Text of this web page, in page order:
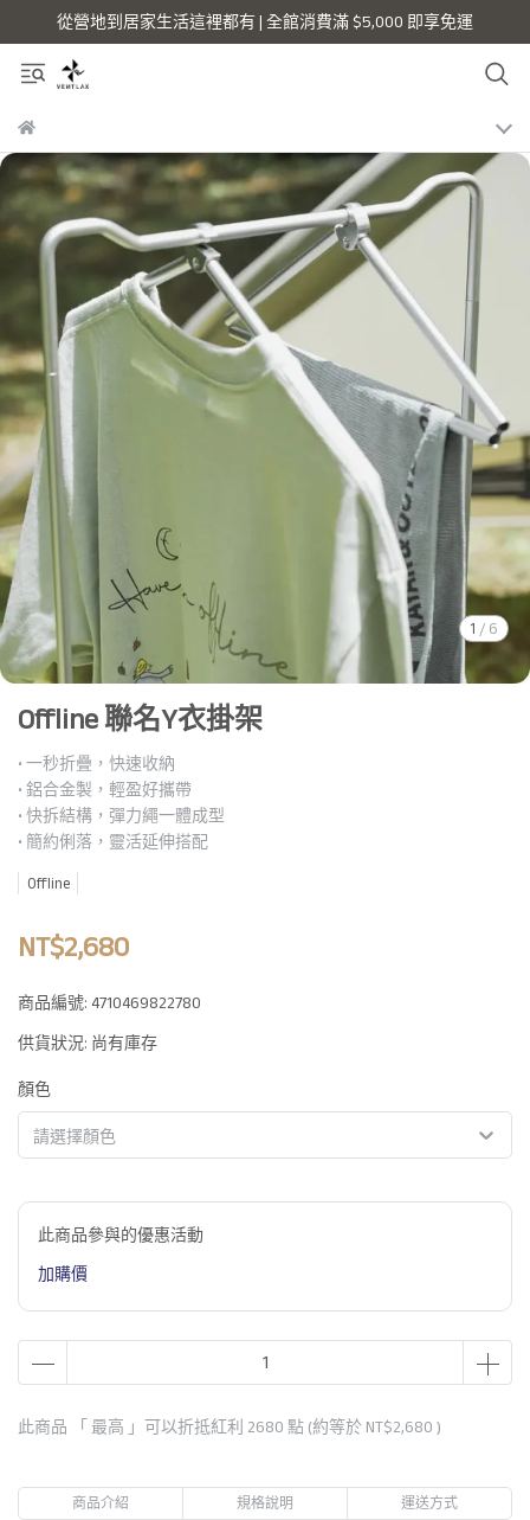
從營地到居家生活這裡都有 | 全館消費滿 $5,000 即享免運
1 / 6
Offline 聯名Y衣掛架
• 一秒折疊，快速收納
• 鋁合金製，輕盈好攜帶
• 快拆結構，彈力繩一體成型
• 簡約俐落，靈活延伸搭配
Offline
NT$2,680
商品編號: 4710469822780
供貨狀況: 尚有庫存
顏色
請選擇顏色
此商品參與的優惠活動
加購價
此商品 「 最高 」可以折抵紅利 2680 點 (約等於 NT$2,680 )
商品介紹 規格說明 運送方式